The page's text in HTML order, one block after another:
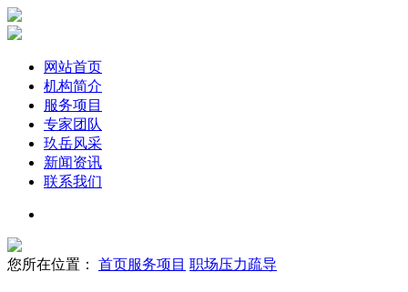
网站首页
机构简介
服务项目
专家团队
玖岳风采
新闻资讯
联系我们
您所在位置： 首页服务项目 职场压力疏导